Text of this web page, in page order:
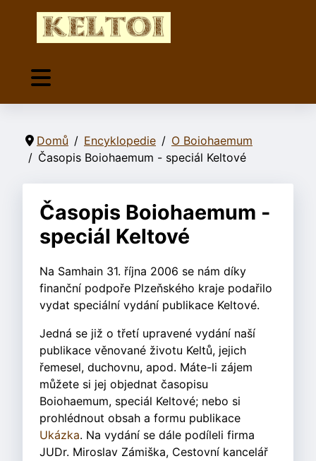
Domů Encyklopedie
O Boiohaemum
Časopis Boiohaemum - speciál Keltové
Časopis Boiohaemum -
speciál Keltové
Na Samhain 31. října 2006 se nám díky
finanční podpoře Plzeňského kraje podařilo
vydat speciální vydání publikace Keltové.
Jedná se již o třetí upravené vydání naší
publikace věnované životu Keltů, jejich
řemesel, duchovnu, apod. Máte-li zájem
můžete si jej objednat časopisu
Boiohaemum, speciál Keltové; nebo si
prohlédnout obsah a formu publikace
Ukázka. Na vydání se dále podíleli firma
JUDr. Miroslav Zámiška, Cestovní kancelář